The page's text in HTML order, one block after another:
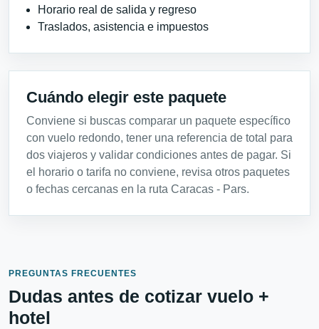
Horario real de salida y regreso
Traslados, asistencia e impuestos
Cuándo elegir este paquete
Conviene si buscas comparar un paquete específico
con vuelo redondo, tener una referencia de total para
dos viajeros y validar condiciones antes de pagar. Si
el horario o tarifa no conviene, revisa otros paquetes
o fechas cercanas en la ruta Caracas - Pars.
PREGUNTAS FRECUENTES
Dudas antes de cotizar vuelo +
hotel